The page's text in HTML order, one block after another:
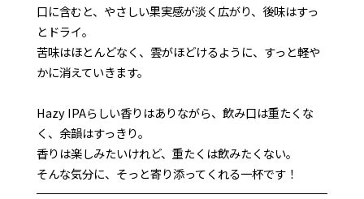
口に含むと、やさしい果実感が淡く広がり、後味はすっ
とドライ。
苦味はほとんどなく、雲がほどけるように、すっと軽や
かに消えていきます。
Hazy IPAらしい香りはありながら、飲み口は重たくな
く、余韻はすっきり。
香りは楽しみたいけれど、重たくは飲みたくない。
そんな気分に、そっと寄り添ってくれる一杯です！